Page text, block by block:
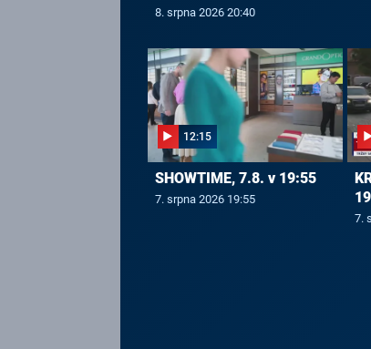
8. srpna 2026 20:40
12:15
SHOWTIME, 7.8. v 19:55
7. srpna 2026 19:55
7.